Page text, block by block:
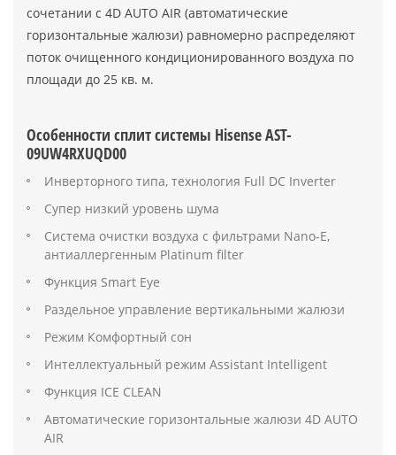
сочетании с 4D AUTO AIR (автоматические
горизонтальные жалюзи) равномерно распределяют
поток очищенного кондиционированного воздуха по
площади до 25 кв. м.
Особенности сплит системы Hisense AST-
09UW4RXUQD00
Инверторного типа, технология Full DC Inverter
Супер низкий уровень шума
Система очистки воздуха с фильтрами Nano-E,
антиаллергенным Platinum filter
Функция Smart Eye
Раздельное управление вертикальными жалюзи
Режим Комфортный сон
Интеллектуальный режим Assistant Intelligent
Функция ICE CLEAN
Автоматические горизонтальные жалюзи 4D AUTO
AIR